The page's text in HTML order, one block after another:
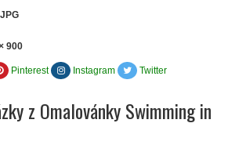
900
Pinterest Instagram Twitter
z Omalovánky Swimming in